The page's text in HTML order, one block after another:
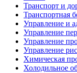
Транспорт и
Транспортная
Управление и
Управление
Управление
Управление
Химическая
Холодильное